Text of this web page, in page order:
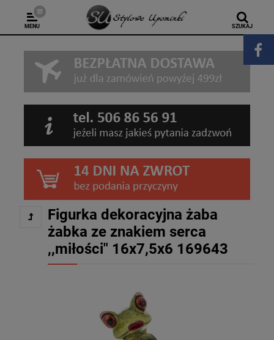
MENU SZUKAJ
Figurka dekoracyjna żaba
żabka ze znakiem serca
,,miłości" 16x7,5x6 169643